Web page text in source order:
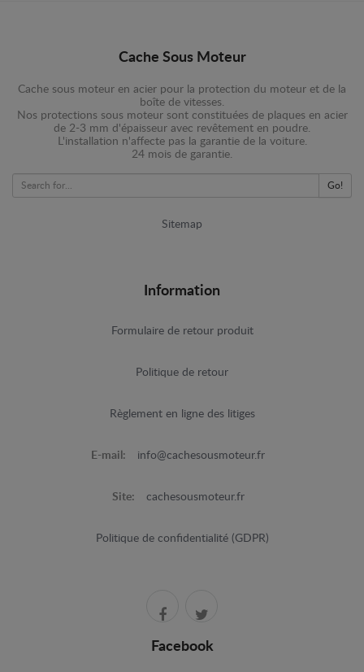
Cache Sous Moteur
Cache sous moteur en acier pour la protection du moteur et de la
boîte de vitesses.
Nos protections sous moteur sont constituées de plaques en acier
de 2-3 mm d'épaisseur avec revêtement en poudre.
L'installation n'affecte pas la garantie de la voiture.
24 mois de garantie.
Go!
Sitemap
Information
Formulaire de retour produit
Politique de retour
Règlement en ligne des litiges
E-mail: info@cachesousmoteur.fr
Site: cachesousmoteur.fr
Politique de confidentialité (GDPR)
Facebook